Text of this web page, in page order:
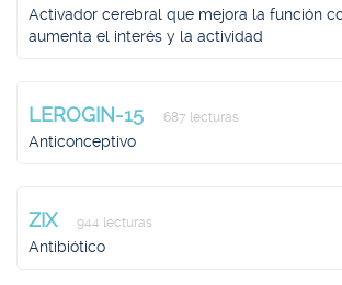
Activador cerebral que mejora la función
aumenta el interés y la actividad
LEROGIN-15 687 lecturas
Anticonceptivo
ZIX 944 lecturas
Antibiótico